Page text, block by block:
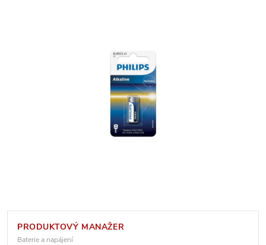
PRODUKTOVÝ MANAŽER
Baterie a napájení